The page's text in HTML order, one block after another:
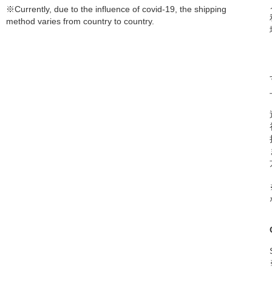
※Currently, due to the influence of covid-19, the shipping
method varies from country to country.